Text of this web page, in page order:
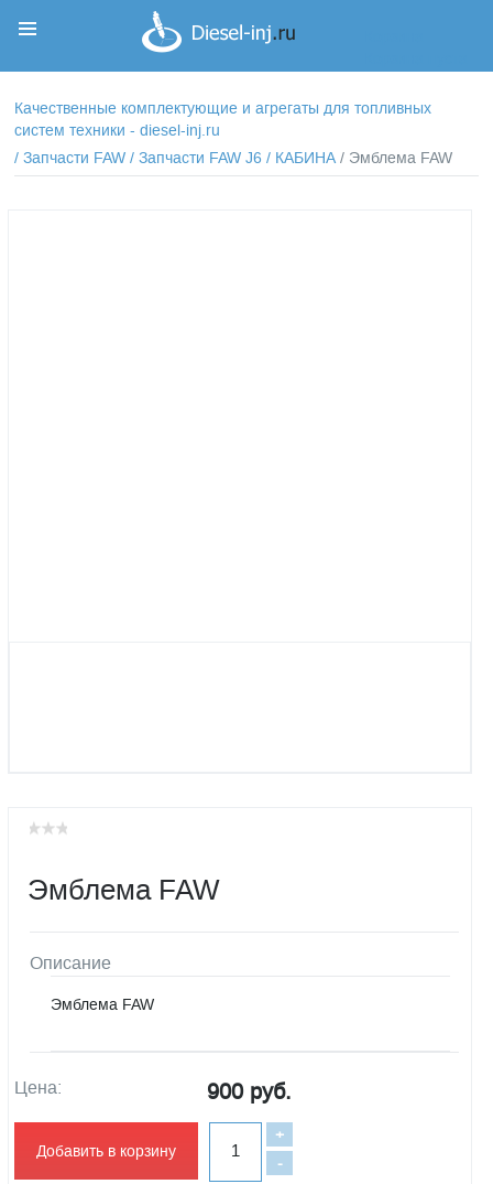
Качественные комплектующие и агрегаты для топливных
систем техники - diesel-inj.ru
/Запчасти FAW /Запчасти FAW J6 / КАБИНА / Эмблема FAW
Эмблема FAW
Описание
Эмблема FAW
Цена: 900 руб.
Добавить в корзину
-
+